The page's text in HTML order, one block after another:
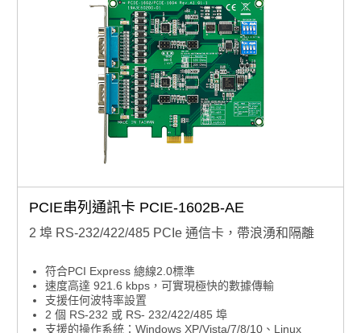
PCIE串列通訊卡 PCIE-1602B-AE
2 埠 RS-232/422/485 PCIe 通信卡，帶浪湧和隔離
符合PCI Express 總線2.0標準
速度高達 921.6 kbps，可實現極快的數據傳輸
支援任何波特率設置
2 個 RS-232 或 RS- 232/422/485 埠
支援的操作系統：Windows XP/Vista/7/8/10、Linux